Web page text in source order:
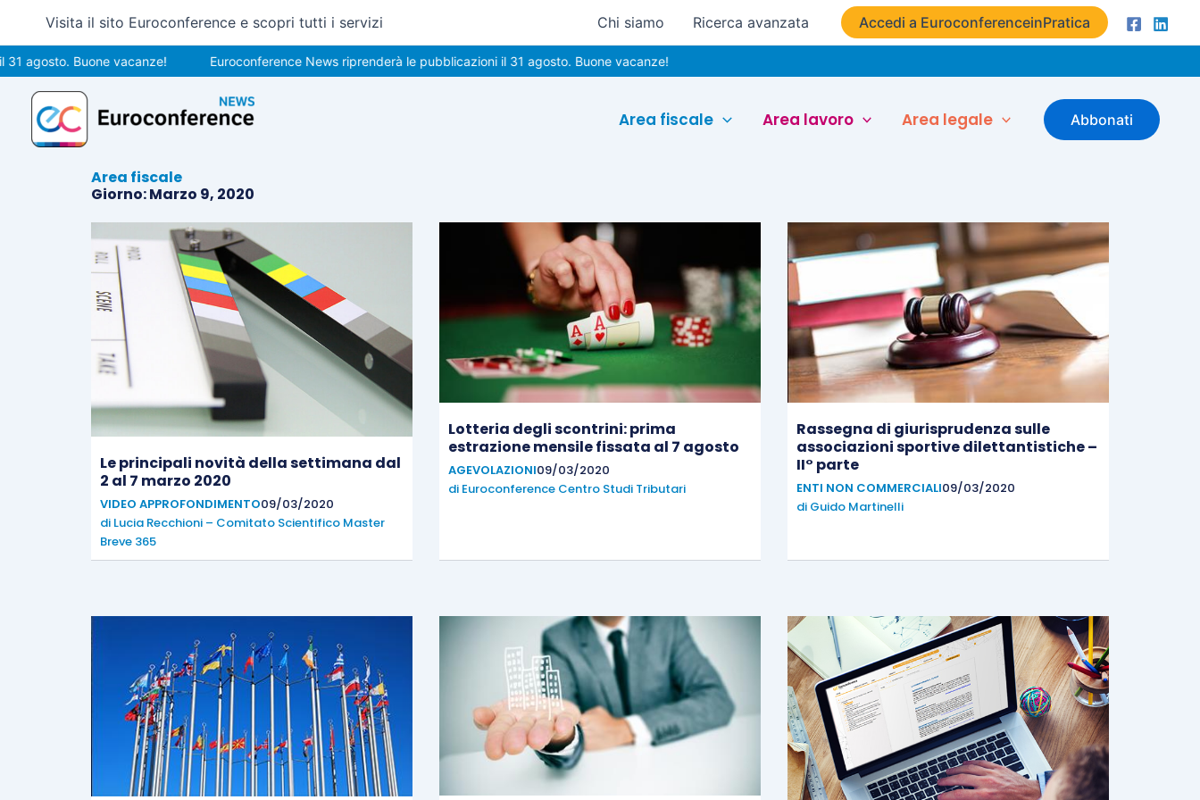
contenuto
Visita il sito Euroconference e scopri tutti i servizi Chi siamo Ricerca avanzata Accedi a EuroconferenceinPratica
Buone vacanze! Euroconference News riprenderà le pubblicazioni il 31 agosto. Buone vacanze!
Area fiscale Area lavoro Area legale Abbonati
Area fiscale
Giorno: Marzo 9, 2020
Le principali novità della settimana dal
2 al 7 marzo 2020
VIDEO APPROFONDIMENTO09/03/2020
di Lucia Recchioni – Comitato Scientifico Master
Breve 365
Lotteria degli scontrini: prima
estrazione mensile fissata al 7 agosto
AGEVOLAZIONI09/03/2020
di Euroconference Centro Studi Tributari
Rassegna di giurisprudenza sulle
associazioni sportive dilettantistiche –
II° parte
ENTI NON COMMERCIALI09/03/2020
di Guido Martinelli